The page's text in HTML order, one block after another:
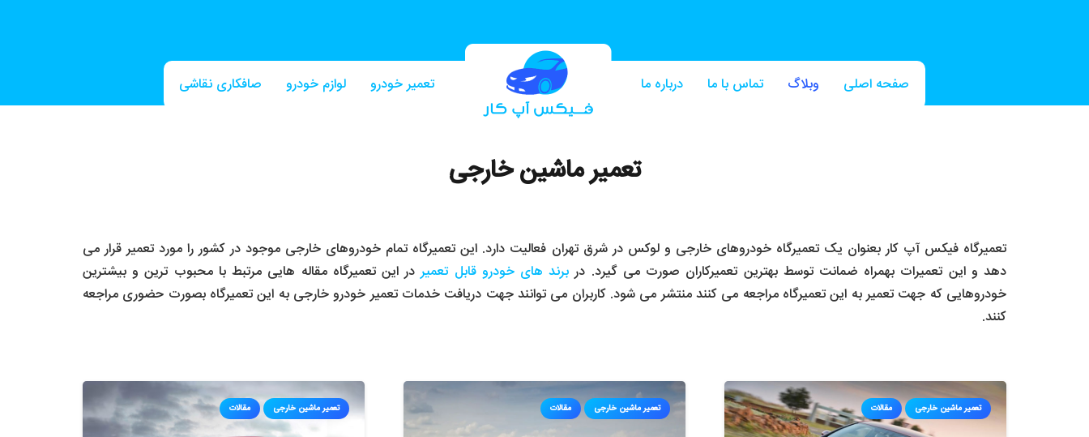
صفحه اصلی وبلاگ تماس با ما درباره ما تعمیر خودرو لوازم خودرو صافکاری نقاشی
تعمیر ماشین خارجی
تعمیرگاه فیکس آپ کار بعنوان یک تعمیرگاه خودروهای خارجی و لوکس در شرق تهران فعالیت دارد. این تعمیرگاه تمام خودروهای خارجی موجود در کشور را مورد تعمیر قرار می
دهد و این تعمیرات بهمراه ضمانت توسط بهترین تعمیرکاران صورت می گیرد. در برند های خودرو قابل تعمیردر این تعمیرگاه مقاله هایی مرتبط با محبوب ترین و بیشترین
خودروهایی که جهت تعمیر به این تعمیرگاه مراجعه می کنند منتشر می شود. کاربران می توانند جهت دریافت خدمات تعمیر خودرو خارجی به این تعمیرگاه بصورت حضوری مراجعه
کنند.
تعمیر ماشین خارجی مقالات تعمیر ماشین خارجی مقالات تعمیر ماشین خارجی مقالات